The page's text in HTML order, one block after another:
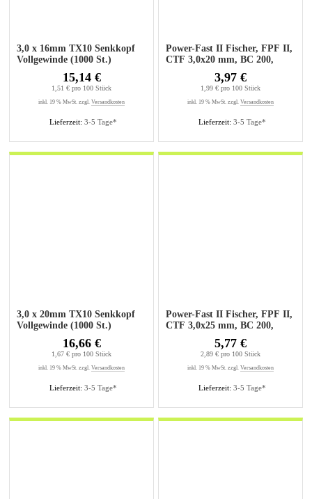
3,0 x 16mm TX10 Senkkopf
Vollgewinde (1000 St.)
Lieferzeit: 3-5 Tage*
15,14 €
1,51 € pro 100 Stück
inkl. 19 % MwSt. zzgl. Versandkosten
Power-Fast II Fischer, FPF II,
CTF 3,0x20 mm, BC 200,
Senkkopf, 200 Stück
Lieferzeit: 3-5 Tage*
3,97 €
1,99 € pro 100 Stück
inkl. 19 % MwSt. zzgl. Versandkosten
3,0 x 20mm TX10 Senkkopf
Vollgewinde (1000 St.)
Lieferzeit: 3-5 Tage*
16,66 €
1,67 € pro 100 Stück
inkl. 19 % MwSt. zzgl. Versandkosten
Power-Fast II Fischer, FPF II,
CTF 3,0x25 mm, BC 200,
Senkkopf, 200 Stück
Lieferzeit: 3-5 Tage*
5,77 €
2,89 € pro 100 Stück
inkl. 19 % MwSt. zzgl. Versandkosten